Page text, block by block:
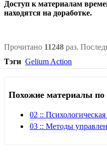
Доступ к материалам
находятся на доработке.
Прочитано 11248 раз.
Тэги Gelium Action
Похожие материалы по
02 ::
03 :: Методы